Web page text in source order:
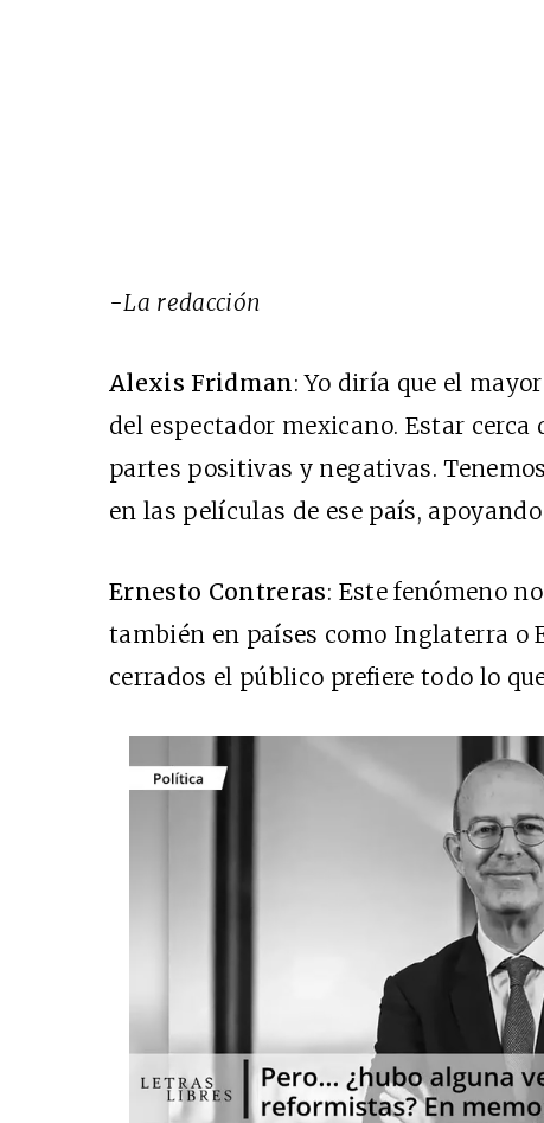
-La redacción
Alexis Fridman: Yo diría que el
del espectador mexicano. Estar cerca
partes positivas y negativas.
en las películas de ese país,
Ernesto Contreras: Este fenómeno
también en países como Inglaterra o
cerrados el público prefiere todo lo